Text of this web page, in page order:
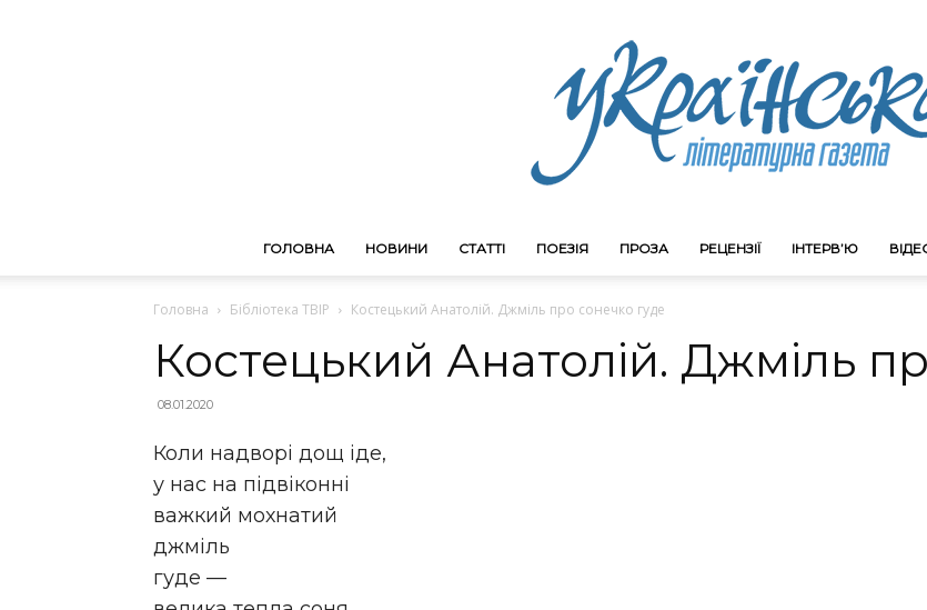
ГОЛОВНА НОВИНИ СТАТТІ ПОЕЗІЯ ПРОЗА РЕЦЕНЗІЇ ІНТЕРВ’Ю
Головна Бібліотека ТВІР Костецький Анатолій. Джміль про сонечко гуде
Костецький Анатолій. Джміль
08.01.2020
Коли надворі дощ іде,
у нас на підвіконні
важкий мохнатий
джміль
гуде —